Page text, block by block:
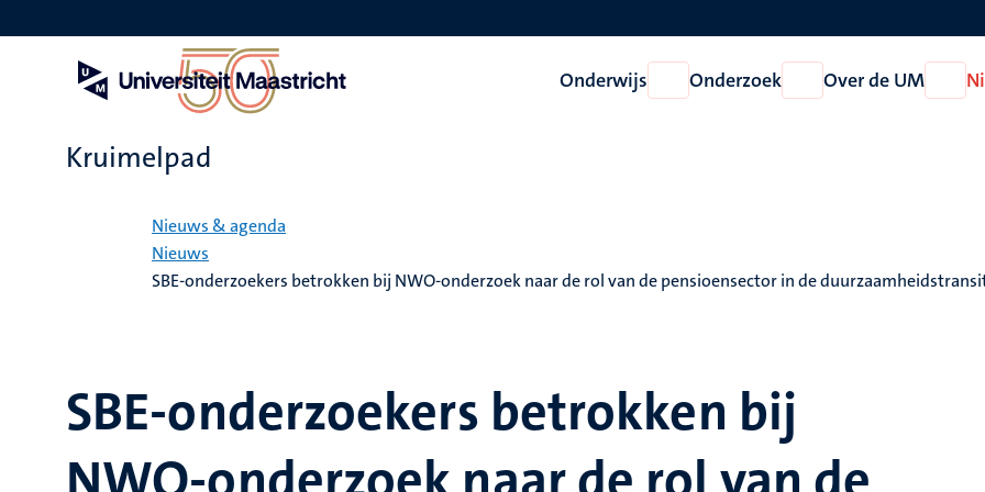
en
Onderwijs
Open
Onderwijs
Onderzoek
Open
Onderzoek
Over de UM
Open
Over
Kruimelpad
Nieuws & agenda
Nieuws
SBE-onderzoekers betrokken bij NWO-onderzoek naar de rol van de pensioensector in de
SBE-onderzoekers betrokken bij